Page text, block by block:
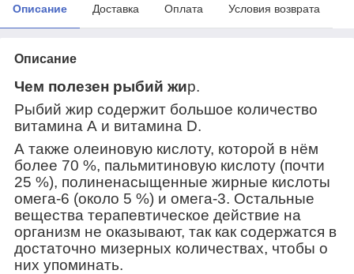
Описание Доставка Оплата Условия возврата
Описание
Чем полезен рыбий жир.
Рыбий жир содержит большое количество
витамина А и витамина D.
А также олеиновую кислоту, которой в нём
более 70 %, пальмитиновую кислоту (почти
25 %), полиненасыщенные жирные кислоты
омега-6 (около 5 %) и омега-3. Остальные
вещества терапевтическое действие на
организм не оказывают, так как содержатся в
достаточно мизерных количествах, чтобы о
них упоминать.